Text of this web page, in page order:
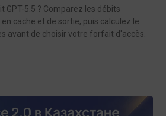
GPT-5.5 ? Comparez les débits
cache et de sortie, puis calculez le
avant de choisir votre forfait d'accès.